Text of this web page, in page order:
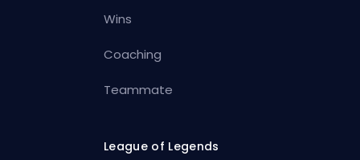
Wins
Coaching
Teammate
League of Legends